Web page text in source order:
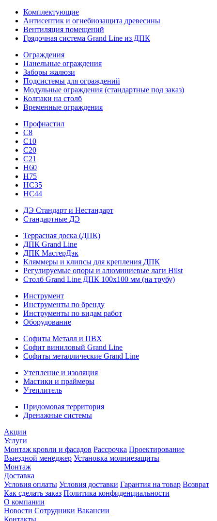
Комплектующие
Антисептик и огнебиозащита древесины
Вентиляция помещений
Грядочная система Grand Line из ДПК
Ограждения
Панельные ограждения
Заборы жалюзи
Подсистемы для ограждений
Модульные ограждения (стандартные под заказ)
Колпаки на столб
Временные ограждения
Профнастил
С8
С10
С20
С21
H60
H75
HС35
НС44
ДЭ Стандарт и Нестандарт
Стандартные ДЭ
Террасная доска (ДПК)
ДПК Grand Line
ДПК МастерДэк
Кляммеры и клипсы для крепления ДПК
Регулируемые опоры и алюминиевые лаги Hilst
Столб Grand Line ДПК 100х100 мм (на трубу)
Инструмент
Инструменты по бренду
Инструменты по видам работ
Оборудование
Софиты Металл и ПВХ
Софит виниловый Grand Line
Софиты металлические Grand Line
Утепление и изоляция
Мастики и праймеры
Утеплитель
Придомовая территория
Дренажные системы
Акции
Услуги
Монтаж кровли и фасадов Рассрочка Проектирование
Выездной менеджер Установка молниезащиты
Монтаж
Доставка
Условия оплаты Условия доставки Гарантия на товар Возврат
Как сделать заказ Политика конфиденциальности
О компании
Новости Сотрудники Вакансии
Контакты